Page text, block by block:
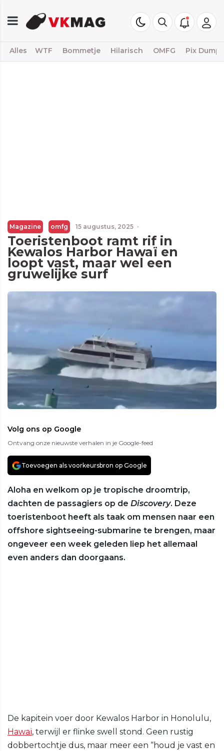
Alles WTF Bommetje Hilarisch OMFG Pix Dump
Magazine omfg 15 augustus, 2025 ·
Toeristenboot ramt rif in
Kewalos Harbor Hawaï en
loopt vast, maar wel een
gruwelijke surf
Volg ons op Google
Ontvang onze nieuwste verhalen in je Google-feed
Toevoegen als voorkeursbron op Google
Aloha en welkom op je tropische droomtrip,
dachten de passagiers op de Discovery. Deze
toeristenboot heeft als taak om mensen naar een
offshore sightseeing-submarine te brengen, maar
ongeveer een week geleden liep het allemaal
even anders dan doorgaans.
De kapitein voer door Kewalos Harbor in Honolulu,
Hawaï, terwijl er flinke swell stond. Geen rustig
dobbertochtje dus, maar meer een “houd je vast en